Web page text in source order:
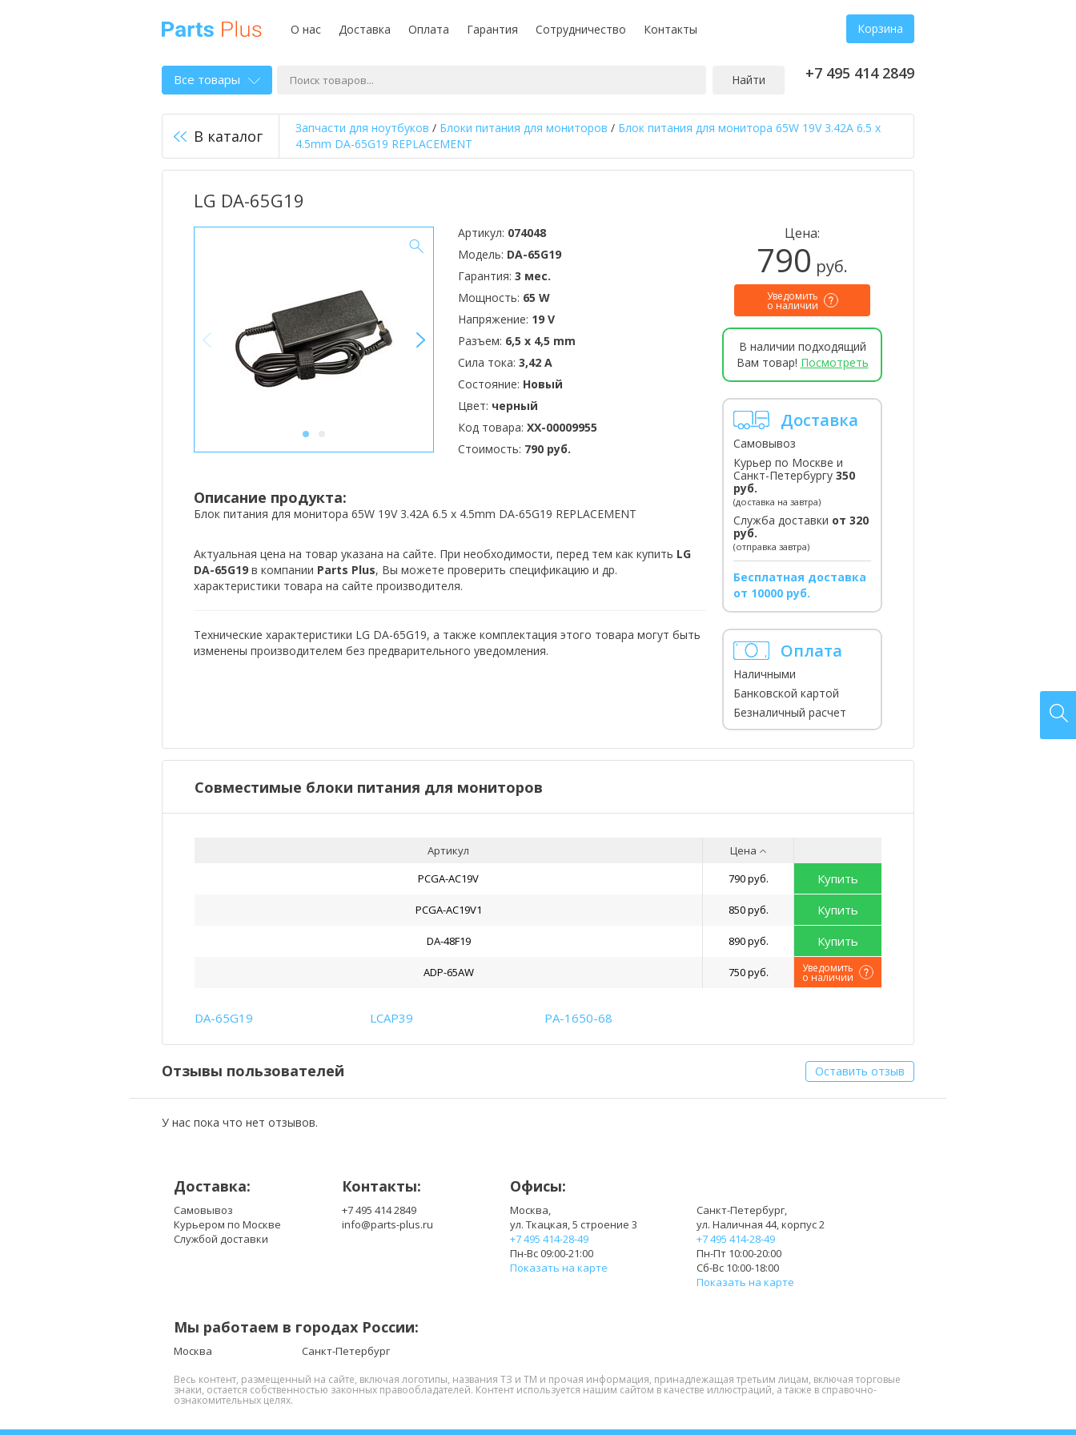
О нас Доставка Оплата Гарантия Сотрудничество Контакты Корзина
Все товары Найти +7 495 414 2849
В каталог Запчасти для ноутбуков / Блоки питания для мониторов / Блок питания для монитора 65W 19V 3.42A 6.5 x
4.5mm DA-65G19 REPLACEMENT
LG DA-65G19
1
Артикул: 074048
Модель: DA-65G19
Гарантия: 3 мес.
Мощность: 65 W
Напряжение: 19 V
Разъем: 6,5 x 4,5 mm
Сила тока: 3,42 А
Состояние: Новый
Цвет: черный
Код товара: XX-00009955
Стоимость: 790 руб.
Описание продукта:
Блок питания для монитора 65W 19V 3.42A 6.5 x 4.5mm DA-65G19 REPLACEMENT
Актуальная цена на товар указана на сайте. При необходимости, перед тем как купить LG
DA-65G19 в компании Parts Plus, Вы можете проверить спецификацию и др.
характеристики товара на сайте производителя.
Технические характеристики LG DA-65G19, а также комплектация этого товара могут быть
изменены производителем без предварительного уведомления.
Цена:
790 руб.
Уведомить
о наличии
В наличии подходящий
Вам товар! Посмотреть
Доставка
Самовывоз
Курьер по Москве и
Санкт-Петербургу 350
руб.
(доставка на завтра)
Служба доставки от 320
руб.
(отправка завтра)
Бесплатная доставка
от 10000 руб.
Оплата
Наличными
Банковской картой
Безналичный расчет
Совместимые блоки питания для мониторов
Артикул
Цена
PCGA-AC19V
790 руб. Купить
PCGA-AC19V1 850 руб. Купить
DA-48F19 890 руб. Купить
ADP-65AW 750 руб. Уведомить
о наличии
DA-65G19 LCAP39 PA-1650-68
Отзывы пользователей Оставить отзыв
У нас пока что нет отзывов.
Доставка:
Самовывоз
Курьером по Москве
Службой доставки
Контакты:
+7 495 414 2849
info@parts-plus.ru
Офисы:
Москва,
ул. Ткацкая, 5 строение 3
+7 495 414-28-49
Пн-Вс 09:00-21:00
Показать на карте
Санкт-Петербург,
ул. Наличная 44, корпус 2
+7 495 414-28-49
Пн-Пт 10:00-20:00
Сб-Вс 10:00-18:00
Показать на карте
Мы работаем в городах России:
Москва Санкт-Петербург
Весь контент, размещенный на сайте, включая логотипы, названия ТЗ и ТМ и прочая информация, принадлежащая третьим лицам, включая торговые
знаки, остается собственностью законных правообладателей. Контент используется нашим сайтом в качестве иллюстраций, а также в справочно-
ознакомительных целях.